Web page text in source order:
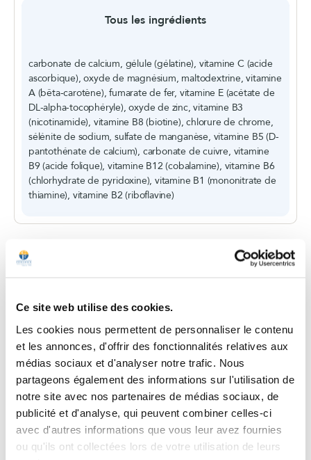
Ce site web utilise des cookies.
Les cookies nous permettent de personnaliser le contenu
et les annonces, d'offrir des fonctionnalités relatives aux
médias sociaux et d'analyser notre trafic. Nous
partageons également des informations sur l'utilisation de
notre site avec nos partenaires de médias sociaux, de
publicité et d'analyse, qui peuvent combiner celles-ci
avec d'autres informations que vous leur avez fournies
ou qu'ils ont collectées lors de votre utilisation de leurs
Tous les ingrédients
carbonate de calcium, gélule (gélatine), vitamine C (acide ascorbique), oxyde de magnésium, maltodextrine, vitamine A (bêta-carotène), fumarate de fer, vitamine E (acétate de DL-alpha-tocophéryle), oxyde de zinc, vitamine B3 (nicotinamide), vitamine B8 (biotine), chlorure de chrome, sélénite de sodium, sulfate de manganèse, vitamine B5 (D-pantothénate de calcium), carbonate de cuivre,
Tout En Un®
2 gélules / jour
Le matin et le midi, 10 min avant le repas